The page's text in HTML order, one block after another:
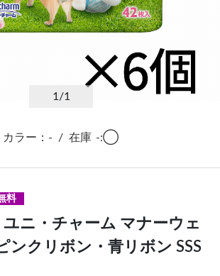
1/1
カラー：- / 在庫 -:◯
料
ユニ・チャーム マナーウェ
ンクリボン・青リボン SSS